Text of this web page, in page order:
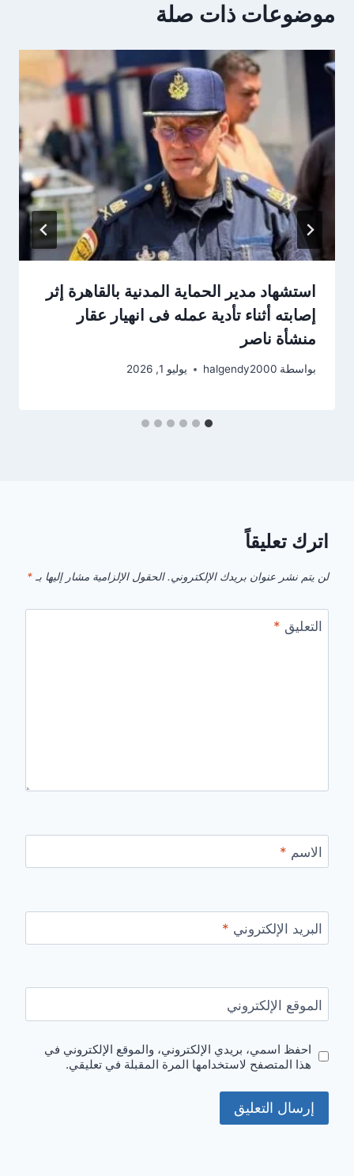
موضوعات ذات صلة
استشهاد مدير الحماية المدنية بالقاهرة إثر
إصابته أثناء تأدية عمله فى انهيار عقار
منشأة ناصر
بواسطة halgendy2000 يوليو 1, 2026
اترك تعليقاً
لن يتم نشر عنوان بريدك الإلكتروني. الحقول الإلزامية مشار إليها بـ *
التعليق *
الاسم *
البريد الإلكتروني *
الموقع الإلكتروني
احفظ اسمي، بريدي الإلكتروني، والموقع الإلكتروني في
هذا المتصفح لاستخدامها المرة المقبلة في تعليقي.